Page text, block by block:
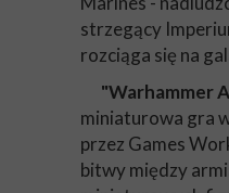
strzegący
rozciąga się na
"Warhammer
miniaturowa gra
przez Games
bitwy między